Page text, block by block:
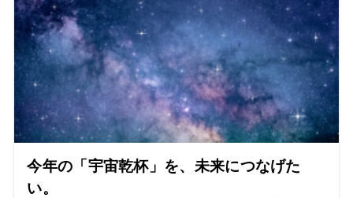
今年の「宇宙乾杯」を、未来につなげた
い。